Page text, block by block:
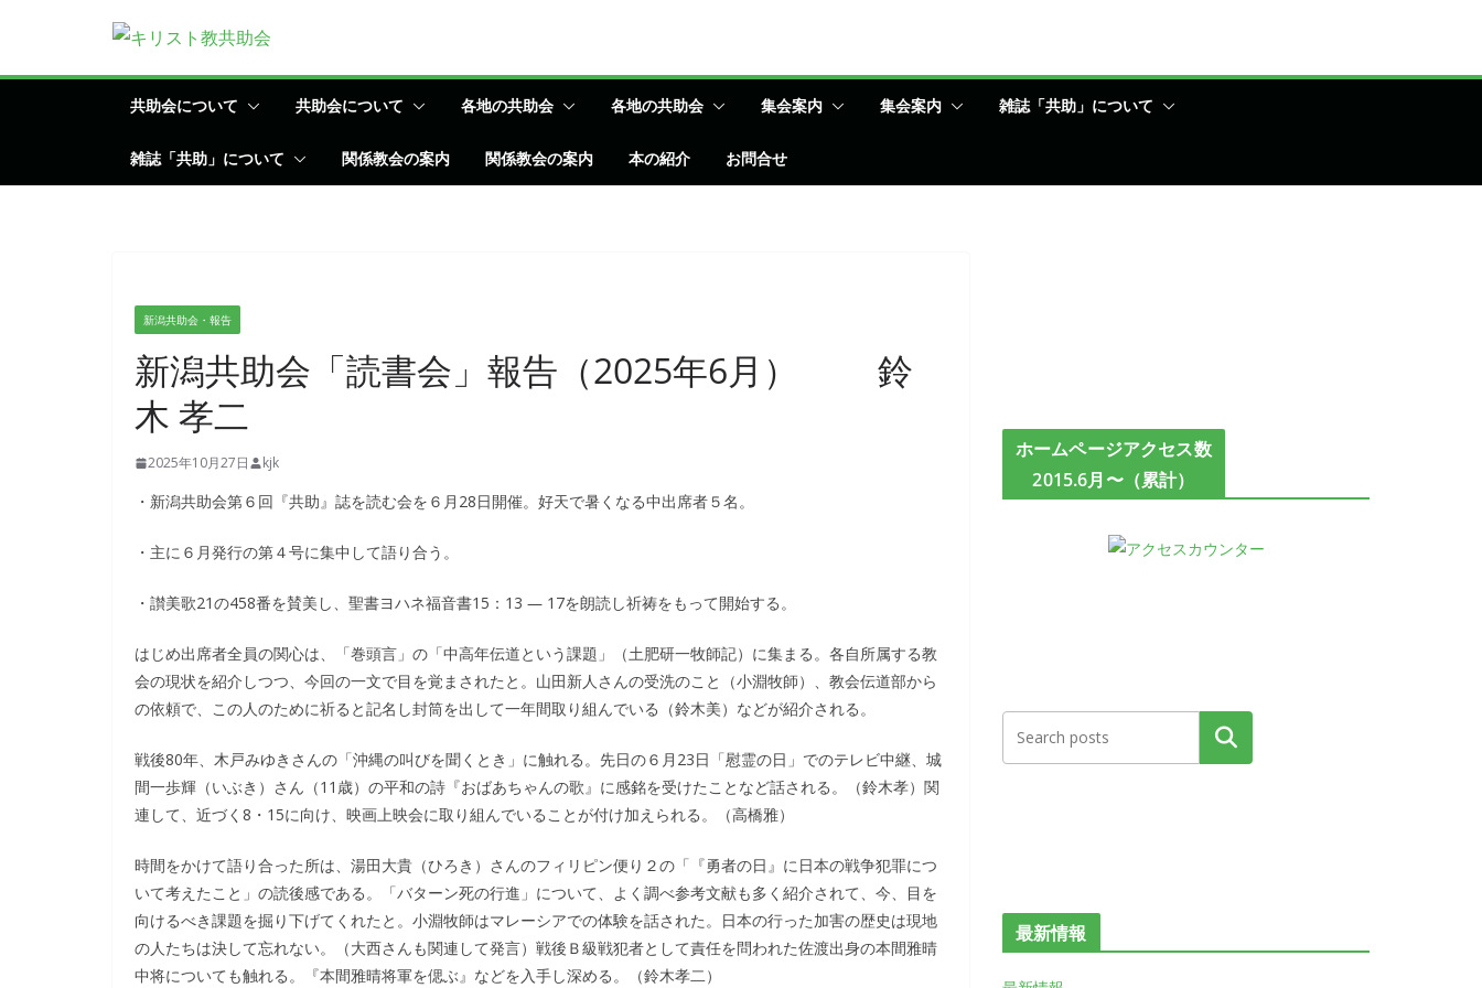
テ
共助会について 共助会について 各地の共助会 各地の共助会 集会案内 集会案内 雑誌「共助」について
雑誌「共助」について 関係教会の案内 関係教会の案内 本の紹介 お問合せ
新潟共助会・報告
新潟共助会「読書会」報告（2025年6月） 鈴
木 孝二
2025年10月27日 kjk
・新潟共助会第６回『共助』誌を読む会を６月28日開催。好天で暑くなる中出席者５名。
・主に６月発行の第４号に集中して語り合う。
・讃美歌21の458番を賛美し、聖書ヨハネ福音書15：13 ― 17を朗読し祈祷をもって開始する。
はじめ出席者全員の関心は、「巻頭言」の「中高年伝道という課題」（土肥研一牧師記）に集まる。各自所属する教
会の現状を紹介しつつ、今回の一文で目を覚まされたと。山田新人さんの受洗のこと（小淵牧師）、教会伝道部から
の依頼で、この人のために祈ると記名し封筒を出して一年間取り組んでいる（鈴木美）などが紹介される。
戦後80年、木戸みゆきさんの「沖縄の叫びを聞くとき」に触れる。先日の６月23日「慰霊の日」でのテレビ中継、城
間一歩輝（いぶき）さん（11歳）の平和の詩『おばあちゃんの歌』に感銘を受けたことなど話される。（鈴木孝）関
連して、近づく8・15に向け、映画上映会に取り組んでいることが付け加えられる。（高橋雅）
時間をかけて語り合った所は、湯田大貴（ひろき）さんのフィリピン便り２の「『勇者の日』に日本の戦争犯罪につ
いて考えたこと」の読後感である。「バターン死の行進」について、よく調べ参考文献も多く紹介されて、今、目を
向けるべき課題を掘り下げてくれたと。小淵牧師はマレーシアでの体験を話された。日本の行った加害の歴史は現地
の人たちは決して忘れない。（大西さんも関連して発言）戦後Ｂ級戦犯者として責任を問われた佐渡出身の本間雅晴
中将についても触れる。『本間雅晴将軍を偲ぶ』などを入手し深める。（鈴木孝二）
ホームページアクセス数
2015.6月〜（累計）
検索
最新情報